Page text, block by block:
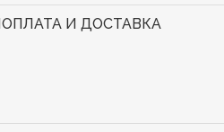
ОПЛАТА И ДОСТАВКА